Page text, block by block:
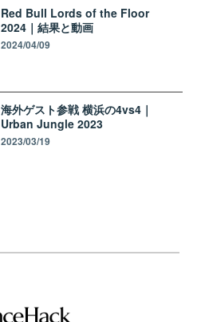
Red Bull Lords of the Floor
2024｜結果と動画
2024/04/09
海外ゲスト参戦 横浜の4vs4｜
Urban Jungle 2023
2023/03/19